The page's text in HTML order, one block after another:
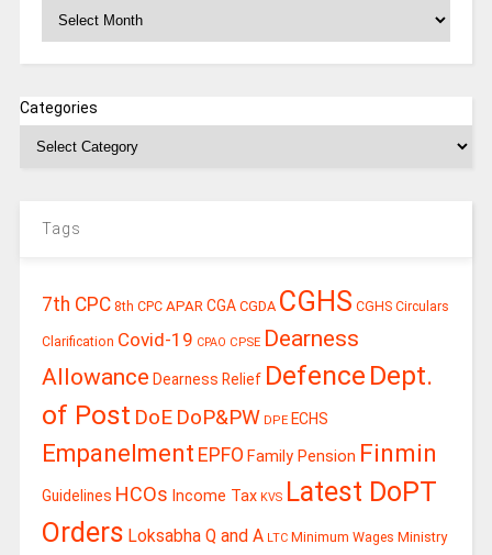
Archives
Categories
Tags
7th CPC 8th CPC APAR CGA CGDA CGHS CGHS Circulars
Clarification Covid-19 CPAO CPSE Dearness
Allowance Dearness Relief Defence Dept.
of Post DoE DoP&PW DPE ECHS
Empanelment EPFO Family Pension Finmin
Guidelines HCOs Income Tax KVS Latest DoPT
Orders Loksabha Q and A LTC Minimum Wages Ministry